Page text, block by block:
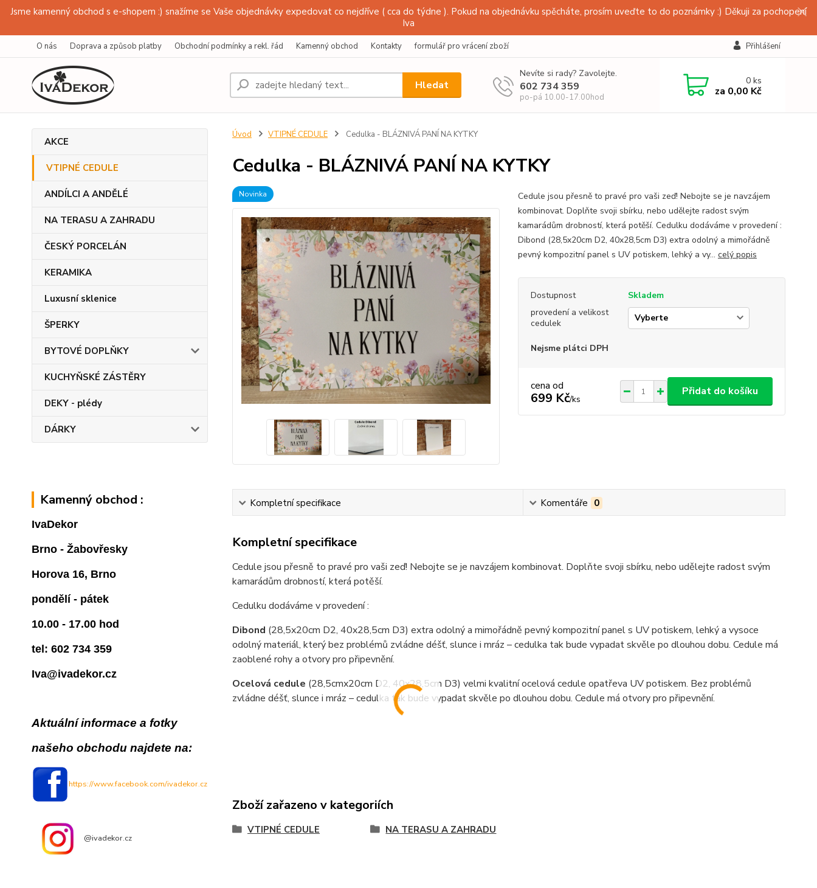
Jsme kamenný obchod s e-shopem :) snažíme se Vaše objednávky expedovat co nejdříve ( cca do týdne ). Pokud na objednávku spěcháte, prosím uveďte to do poznámky :) Děkuji za pochopení
Iva
O nás Doprava a způsob platby Obchodní podmínky a rekl. řád Kamenný obchod Kontakty formulář pro vrácení zboží Přihlášení
Hledat
Nevíte si rady? Zavolejte.
602 734 359
po-pá 10.00-17.00hod
0ks
za 0,00 Kč
AKCE
VTIPNÉ CEDULE
ANDÍLCI A ANDĚLÉ
NA TERASU A ZAHRADU
ČESKÝ PORCELÁN
KERAMIKA
Luxusní sklenice
ŠPERKY
BYTOVÉ DOPLŇKY
KUCHYŇSKÉ ZÁSTĚRY
DEKY - plédy
DÁRKY
Kamenný obchod :
IvaDekor
Brno - Žabovřesky
Horova 16, Brno
pondělí - pátek
10.00 - 17.00 hod
tel: 602 734 359
Iva@ivadekor.cz
Aktuální informace a fotky
našeho obchodu najdete na:
https://www.facebook.com/ivadekor.cz
@ivadekor.cz
Úvod VTIPNÉ CEDULE Cedulka - BLÁZNIVÁ PANÍ NA KYTKY
Cedulka - BLÁZNIVÁ PANÍ NA KYTKY
Novinka
Cedule jsou přesně to pravé pro vaši zeď! Nebojte se je navzájem
kombinovat. Doplňte svoji sbírku, nebo udělejte radost svým
kamarádům drobností, která potěší. Cedulku dodáváme v provedení :
Dibond (28,5x20cm D2, 40x28,5cm D3) extra odolný a mimořádně
pevný kompozitní panel s UV potiskem, lehký a vy... celý popis
Dostupnost
Skladem
provedení a velikost
cedulek
Nejsme plátci DPH
cena od
699 Kč/ks
Přidat do košíku
Kompletní specifikace Komentáře 0
Kompletní specifikace
Cedule jsou přesně to pravé pro vaši zeď! Nebojte se je navzájem kombinovat. Doplňte svoji sbírku, nebo udělejte radost svým
kamarádům drobností, která potěší.
Cedulku dodáváme v provedení :
Dibond (28,5x20cm D2, 40x28,5cm D3) extra odolný a mimořádně pevný kompozitní panel s UV potiskem, lehký a vysoce
odolný materiál, který bez problémů zvládne déšť, slunce i mráz – cedulka tak bude vypadat skvěle po dlouhou dobu. Cedule má
zaoblené rohy a otvory pro připevnění.
Ocelová cedule (28,5cmx20cm D2, 40x28,5cm D3) velmi kvalitní ocelová cedule opatřeva UV potiskem. Bez problémů
zvládne déšť, slunce i mráz – cedulka tak bude vypadat skvěle po dlouhou dobu. Cedule má otvory pro připevnění.
Zboží zařazeno v kategoriích
VTIPNÉ CEDULE NA TERASU A ZAHRADU